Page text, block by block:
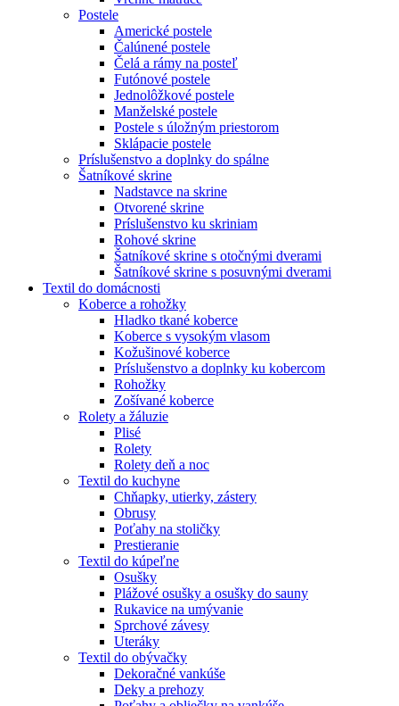
Postele
Americké postele
Čalúnené postele
Čelá a rámy na posteľ
Futónové postele
Jednolôžkové postele
Manželské postele
Postele s úložným priestorom
Sklápacie postele
Príslušenstvo a doplnky do spálne
Šatníkové skrine
Nadstavce na skrine
Otvorené skrine
Príslušenstvo ku skriniam
Rohové skrine
Šatníkové skrine s otočnými dverami
Šatníkové skrine s posuvnými dverami
Textil do domácnosti
Koberce a rohožky
Hladko tkané koberce
Koberce s vysokým vlasom
Kožušinové koberce
Príslušenstvo a doplnky ku kobercom
Rohožky
Zošívané koberce
Rolety a žáluzie
Plisé
Rolety
Rolety deň a noc
Textil do kuchyne
Chňapky, utierky, zástery
Obrusy
Poťahy na stoličky
Prestieranie
Textil do kúpeľne
Osušky
Plážové osušky a osušky do sauny
Rukavice na umývanie
Sprchové závesy
Uteráky
Textil do obývačky
Dekoračné vankúše
Deky a prehozy